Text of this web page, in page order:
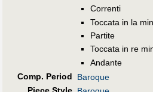
Correnti
Toccata in la
Partite
Toccata in re
Andante
Comp. Period
Baroque